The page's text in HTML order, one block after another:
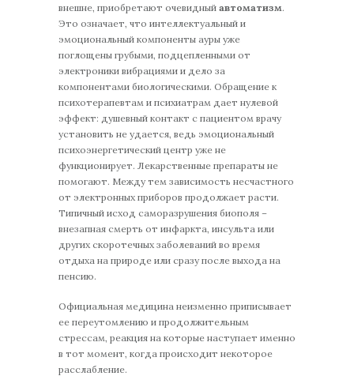
внешне, приобретают очевидный автоматизм.
Это означает, что интеллектуальный и
эмоциональный компоненты ауры уже
поглощены грубыми, подцепленными от
электроники вибрациями и дело за
компонентами биологическими. Обращение к
психотерапевтам и психиатрам дает нулевой
эффект: душевный контакт с пациентом врачу
установить не удается, ведь эмоциональный
психоэнергетический центр уже не
функционирует. Лекарственные препараты не
помогают. Между тем зависимость несчастного
от электронных приборов продолжает расти.
Типичный исход саморазрушения биополя –
внезапная смерть от инфаркта, инсульта или
других скоротечных заболеваний во время
отдыха на природе или сразу после выхода на
пенсию.
Официальная медицина неизменно приписывает
ее переутомлению и продолжительным
стрессам, реакция на которые наступает именно
в тот момент, когда происходит некоторое
расслабление.